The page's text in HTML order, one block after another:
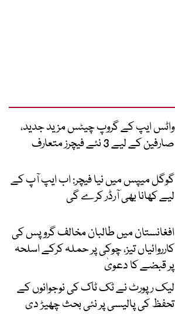
واٹس ایپ کے گروپ چیٹس مزید جدید،
صارفین کے لیے 3 نئے فیچرز متعارف
گوگل میپس میں نیا فیچر: اب ایپ آپ کے
لیے کھانا بھی آرڈر کرے گی
افغانستان میں طالبان مخالف گروپس کی
کارروائیاں تیز، چوکی پر حملہ کرکے اسلحہ
پر قبضے کا دعویٰ
لیک رپورٹ نے ٹک ٹاک کی نوجوانوں کے
تحفظ کی پالیسی پر نئی بحث چھیڑ دی